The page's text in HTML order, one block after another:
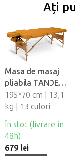
Ați
Masa de masaj
pliabila TANDEM
Basic-2
195*70 cm | 13,1
kg | 13 culori
În stoc (livrare în
48h)
679 lei